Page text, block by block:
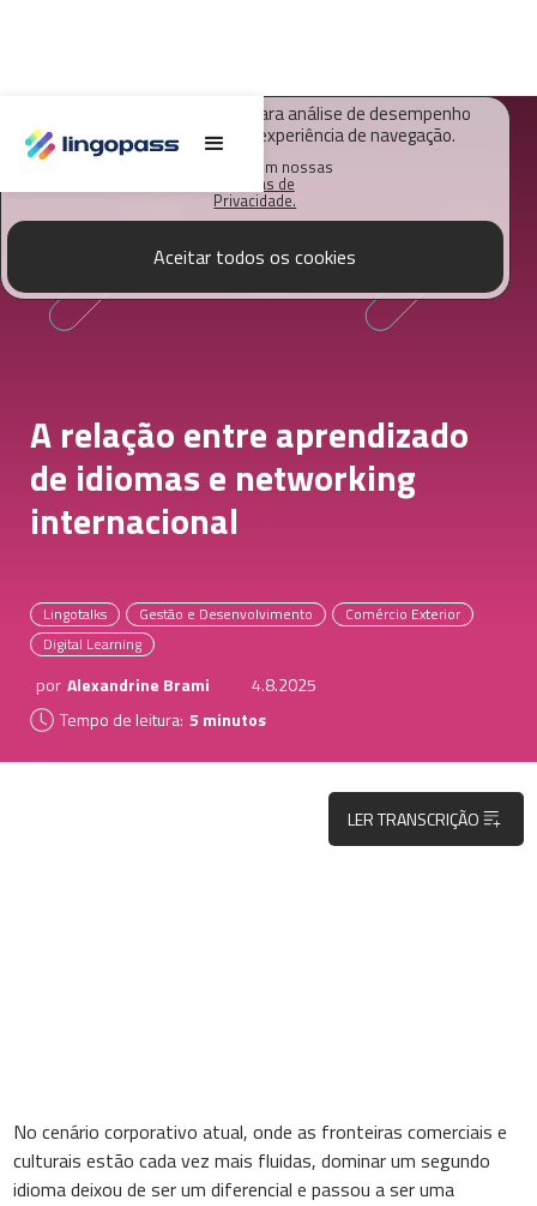
O Lingopass utiliza cookies para análise de desempenho
deste site e melhorar sua experiência de navegação.
Saiba mais em nossas
Políticas de
Privacidade.
Aceitar todos os cookies
A relação entre aprendizado
de idiomas e networking
internacional
Lingotalks Gestão e Desenvolvimento
Comércio Exterior
Digital Learning
por Alexandrine Brami
4.8.2025
Tempo de leitura: 5 minutos
LER TRANSCRIÇÃO
No cenário corporativo atual, onde as fronteiras comerciais e
culturais estão cada vez mais fluidas, dominar um segundo
idioma deixou de ser um diferencial e passou a ser uma